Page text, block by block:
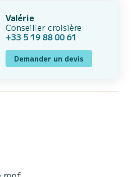
Valérie
Conseiller croisière
+33 5 19 88 00 61
Demander un devis